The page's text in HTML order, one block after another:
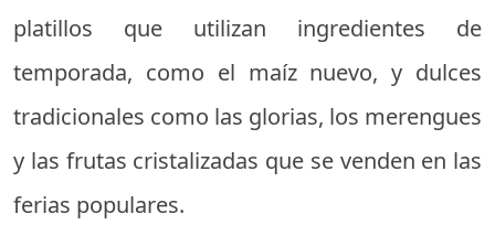
platillos que utilizan ingredientes de
temporada, como el maíz nuevo, y dulces
tradicionales como las glorias, los merengues
y las frutas cristalizadas que se venden en las
ferias populares.